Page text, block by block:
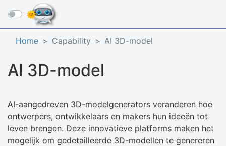
☰
Home Capability AI 3D-model
AI 3D-model
AI-aangedreven 3D-modelgenerators veranderen hoe
ontwerpers, ontwikkelaars en makers hun ideeën tot
leven brengen. Deze innovatieve platforms maken het
mogelijk om gedetailleerde 3D-modellen te genereren